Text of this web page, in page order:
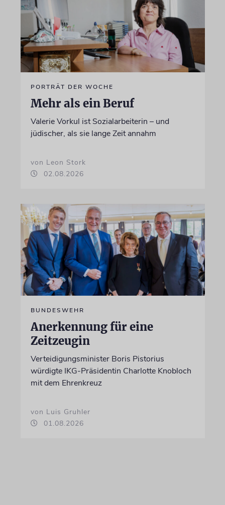
PORTRÄT DER WOCHE
Mehr als ein Beruf
Valerie Vorkul ist Sozialarbeiterin – und
jüdischer, als sie lange Zeit annahm
von Leon Stork
02.08.2026
BUNDESWEHR
Anerkennung für eine
Zeitzeugin
Verteidigungsminister Boris Pistorius
würdigte IKG-Präsidentin Charlotte Knobloch
mit dem Ehrenkreuz
von Luis Gruhler
01.08.2026